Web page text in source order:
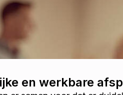
en werkbare